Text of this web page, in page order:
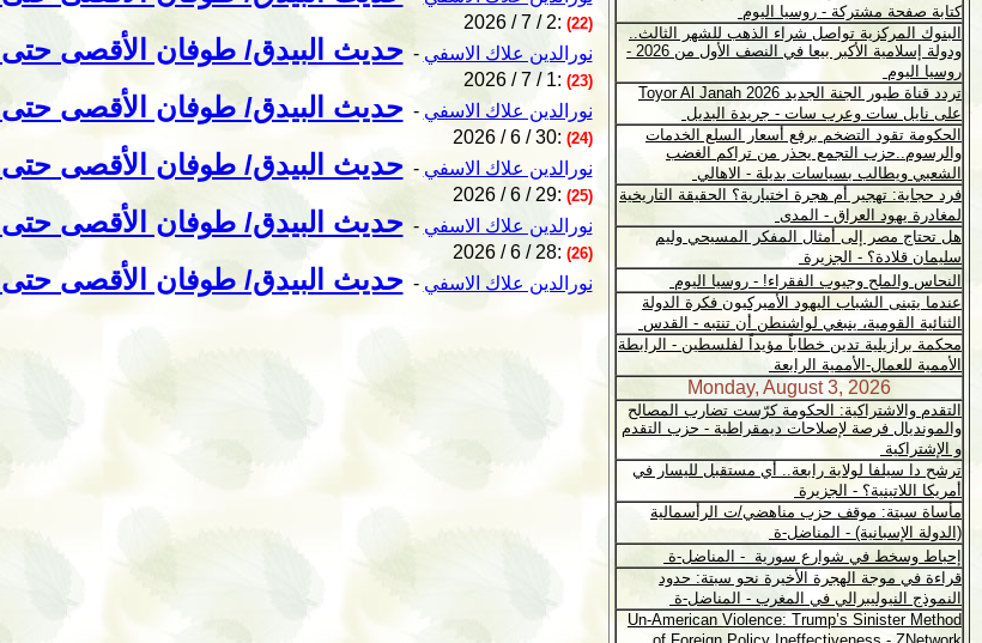
2026 / 7 / 2: (22)
حديث البيدق/ طوفان الأقصى حتى - نورالدين علاك الاسفي
2026 / 7 / 1: (23)
حديث البيدق/ طوفان الأقصى حتى - نورالدين علاك الاسفي
2026 / 6 / 30: (24)
حديث البيدق/ طوفان الأقصى حتى- نورالدين علاك الاسفي
2026 / 6 / 29: (25)
حديث البيدق/ طوفان الأقصى حتى - نورالدين علاك الاسفي
2026 / 6 / 28: (26)
حديث البيدق/ طوفان الأقصى حتى - نورالدين علاك الاسفي